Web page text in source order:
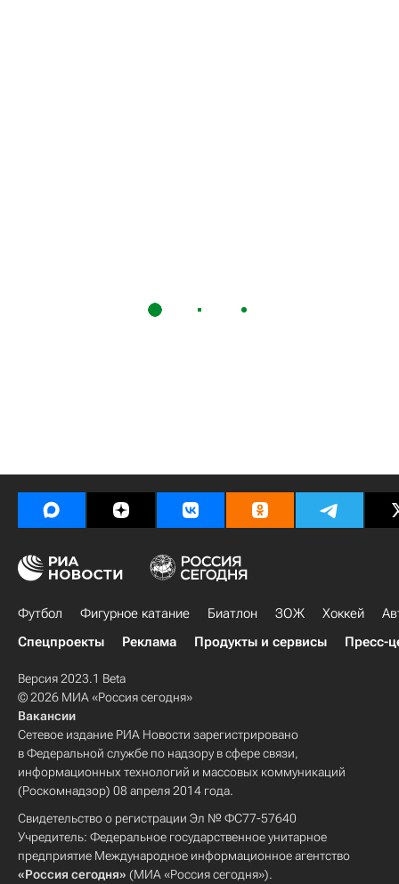
Футбол Фигурное катание Биатлон ЗОЖ Хоккей
Спецпроекты
Реклама Продукты и сервисы Пресс-
Версия 2023.1 Beta
© 2026 МИА «Россия сегодня»
Вакансии
Сетевое издание РИА Новости зарегистрировано
в Федеральной службе по надзору в сфере связи,
информационных технологий и массовых коммуникаций
(Роскомнадзор) 08 апреля 2014 года.
Свидетельство о регистрации Эл № ФС77-57640
Учредитель: Федеральное государственное унитарное
предприятие Международное информационное агентство
«Россия сегодня» (МИА «Россия сегодня»).